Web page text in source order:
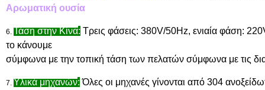
Αρωματική ουσία
6. Τάση στην Κίνα: Τρεις φάσεις: 380V/50Hz, ενιαία φάση:
το κάνουμε
σύμφωνα με την τοπική τάση των πελατών σύμφωνα με τις
7. Υλικά μηχανών: Όλες οι μηχανές γίνονται από 304